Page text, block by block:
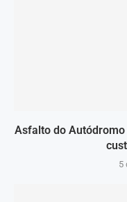
Asfalto do
5